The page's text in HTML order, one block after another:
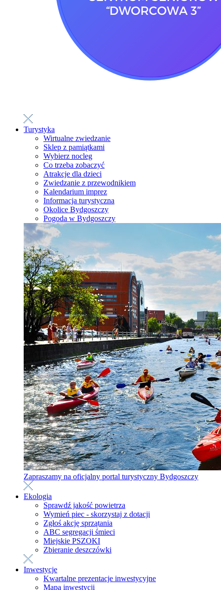
Turystyka
Wirtualne zwiedzanie
Sklep z pamiątkami
Wybierz nocleg
Co trzeba zobaczyć
Atrakcje dla dzieci
Zwiedzanie z przewodnikiem
Kalendarium imprez
Informacja turystyczna
Okolice Bydgoszczy
Pogoda w Bydgoszczy
Zapraszamy na oficjalny portal turystyczny Bydgoszczy
Ekologia
Sprawdź jakość powietrza
Wymień piec - skorzystaj z dotacji
Zgłoś akcję sprzątania
ABC segregacji śmieci
Miejskie PSZOKI
Zbieranie deszczówki
Inwestycje
Kwartalne prezentacje inwestycyjne
Mapa inwestycji